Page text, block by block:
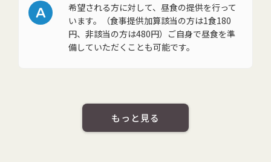
A
希望される方に対して、昼食の提供を行って
います。（食事提供加算該当の方は1食180
円、非該当の方は480円）ご自身で昼食を準
備していただくことも可能です。
もっと見る